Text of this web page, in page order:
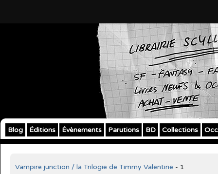
Blog Éditions Évènements Parutions BD Collections
Vampire junction / la Trilogie de Timmy Valentine - 1